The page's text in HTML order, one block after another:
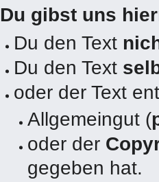
Du gibst uns
Du den Text
Du den Text
oder der Text
Allgemeingut (
oder der
gegeben hat.